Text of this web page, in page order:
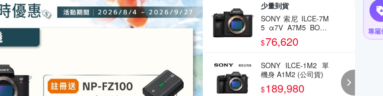
少量到貨
SONY 索尼 ILCE-7M
5 α7V A7M5 BODY
全片幅相機(公司貨)
$76,620
SONY ILCE-1M2 單
機身 A1M2 (公司貨)
$189,980